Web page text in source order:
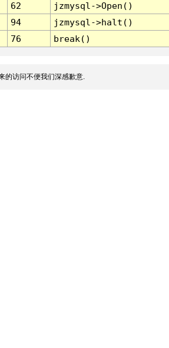
62
jzmysql->Open()
94
jzmysql->halt()
76 break()
的访问不便我们深感歉意.